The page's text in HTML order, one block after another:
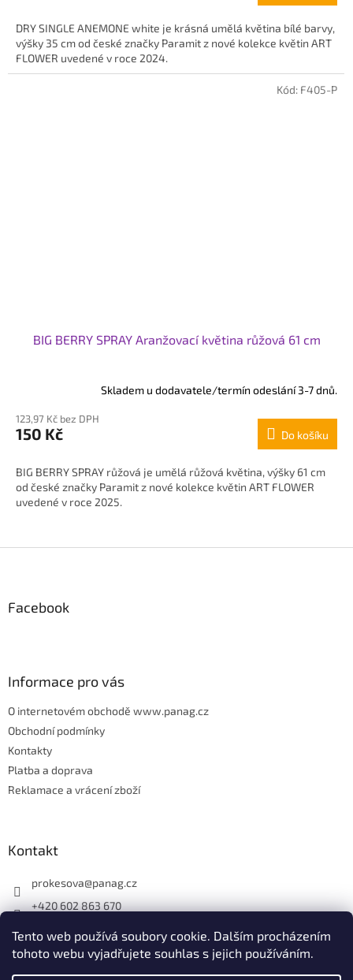
Tento web používá soubory cookie. Dalším procházením
tohoto webu vyjadřujete souhlas s jejich používáním.
DRY SINGLE ANEMONE white je krásná umělá květina bílé barvy,
výšky 35 cm od české značky Paramit z nové kolekce květin ART
FLOWER uvedené v roce 2024.
BIG BERRY SPRAY Aranžovací květina růžová 61 cm
Skladem u dodavatele/termín odeslání 3-7 dnů.
123,97 Kč bez DPH
150 Kč Do košíku
BIG BERRY SPRAY růžová je umělá růžová květina, výšky 61 cm
od české značky Paramit z nové kolekce květin ART FLOWER
uvedené v roce 2025.
Kód: F405-P
p
aFacebook
Informace pro vás
O internetovém obchodě www.panag.cz
Obchodní podmínky
Kontakty
Platba a doprava
Reklamace a vrácení zboží
Kontakt
prokesova@panag.cz
+420 602 863 670